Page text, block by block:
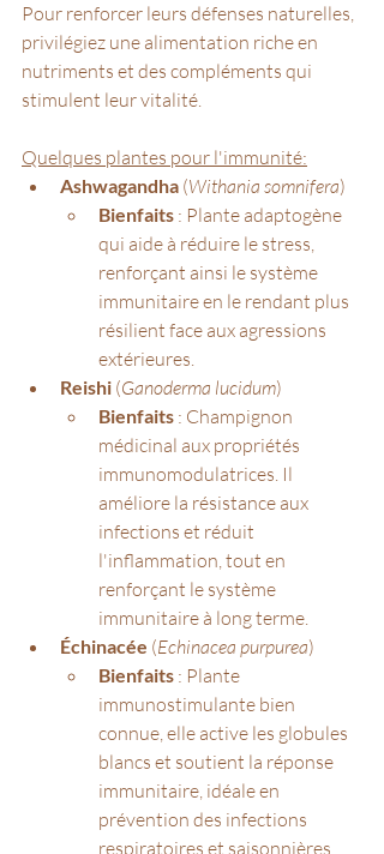
Pour renforcer leurs défenses naturelles,
privilégiez une alimentation riche en
nutriments et des compléments qui
stimulent leur vitalité.
Quelques plantes pour l'immunité:
Ashwagandha (Withania somnifera)
Bienfaits : Plante adaptogène
qui aide à réduire le stress,
renforçant ainsi le système
immunitaire en le rendant plus
résilient face aux agressions
extérieures.
Reishi (Ganoderma lucidum)
Bienfaits : Champignon
médicinal aux propriétés
immunomodulatrices. Il
améliore la résistance aux
infections et réduit
l'inflammation, tout en
renforçant le système
immunitaire à long terme.
Échinacée (Echinacea purpurea)
Bienfaits : Plante
immunostimulante bien
connue, elle active les globules
blancs et soutient la réponse
immunitaire, idéale en
prévention des infections
respiratoires et saisonnières.